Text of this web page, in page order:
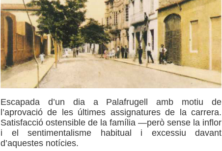
Escapada d’un dia a Palafrugell amb motiu de
l’aprovació de les últimes assignatures de la carrera.
Satisfacció ostensible de la família —però sense la inflor
i el sentimentalisme habitual i excessiu davant
d’aquestes notícies.